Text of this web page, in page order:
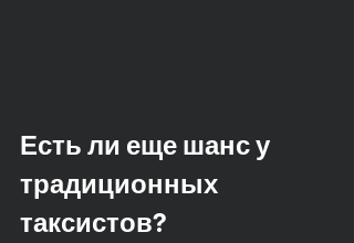
Есть ли еще шанс у
традиционных
таксистов?